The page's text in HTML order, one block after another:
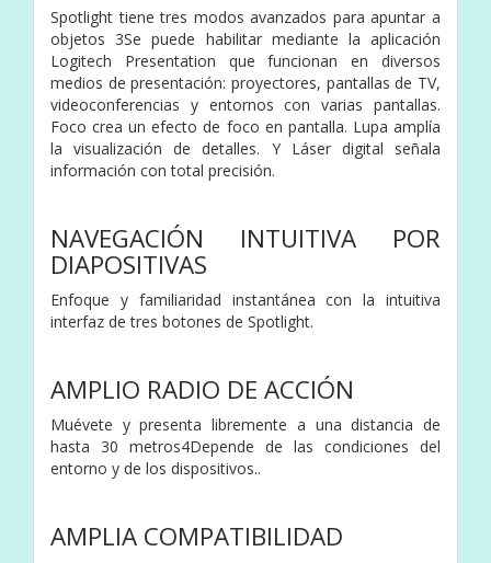
Spotlight tiene tres modos avanzados para apuntar a
objetos 3Se puede habilitar mediante la aplicación
Logitech Presentation que funcionan en diversos
medios de presentación: proyectores, pantallas de TV,
videoconferencias y entornos con varias pantallas.
Foco crea un efecto de foco en pantalla. Lupa amplía
la visualización de detalles. Y Láser digital señala
información con total precisión.
NAVEGACIÓN INTUITIVA POR
DIAPOSITIVAS
Enfoque y familiaridad instantánea con la intuitiva
interfaz de tres botones de Spotlight.
AMPLIO RADIO DE ACCIÓN
Muévete y presenta libremente a una distancia de
hasta 30 metros4Depende de las condiciones del
entorno y de los dispositivos..
AMPLIA COMPATIBILIDAD